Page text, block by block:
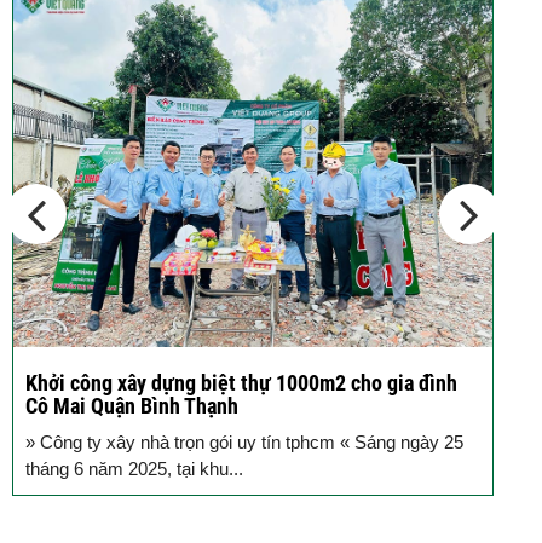
Cập nhật xu thế thiết kế nhà phố 5
tầng...
Các thiết kế nhà phố 2 tầng 110m2
đơn giản,...
Khởi công xây dựng biệt thự 1000m2 cho gia đình
Cô Mai Quận Bình Thạnh
» Công ty xây nhà trọn gói uy tín tphcm « Sáng ngày 25
tháng 6 năm 2025, tại khu...